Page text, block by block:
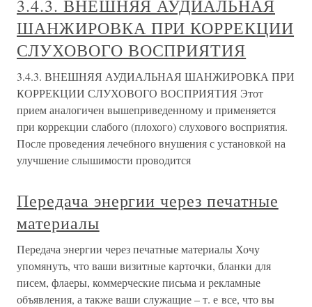
3.4.3. ВНЕШНЯЯ АУДИАЛЬНАЯ
ШАНЖИРОВКА ПРИ КОРРЕКЦИИ
СЛУХОВОГО ВОСПРИЯТИЯ
3.4.3. ВНЕШНЯЯ АУДИАЛЬНАЯ ШАНЖИРОВКА ПРИ
КОРРЕКЦИИ СЛУХОВОГО ВОСПРИЯТИЯ Этот
прием аналогичен вышеприведенному и применяется
при коррекции слабого (плохого) слухового восприятия.
После проведения лечебного внушения с установкой на
улучшение слышимости проводится
Передача энергии через печатные
материалы
Передача энергии через печатные материалы Хочу
упомянуть, что ваши визитные карточки, бланки для
писем, флаеры, коммерческие письма и рекламные
объявления, а также ваши служащие – т. е все, что вы